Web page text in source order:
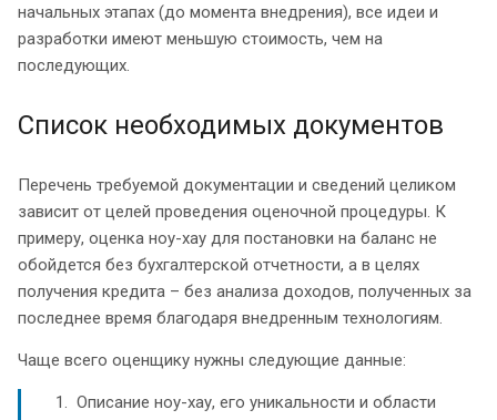
начальных этапах (до момента внедрения), все идеи и
разработки имеют меньшую стоимость, чем на
последующих.
Список необходимых документов
Перечень требуемой документации и сведений целиком
зависит от целей проведения оценочной процедуры. К
примеру, оценка ноу-хау для постановки на баланс не
обойдется без бухгалтерской отчетности, а в целях
получения кредита – без анализа доходов, полученных за
последнее время благодаря внедренным технологиям.
Чаще всего оценщику нужны следующие данные:
Описание ноу-хау, его уникальности и области